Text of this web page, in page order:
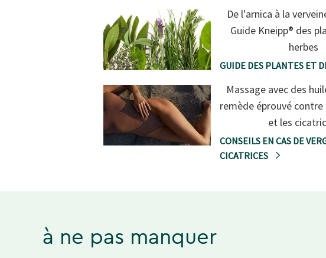
De l'arnica à la
Guide Kneipp® des
herbes
GUIDE DES PLANTES ET
Massage avec des
remède éprouvé
et les
CONSEILS EN CAS DE
CICATRICES
à ne pas manquer